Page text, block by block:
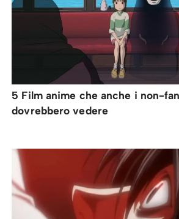
5 Film anime che anche i non-
dovrebbero vedere